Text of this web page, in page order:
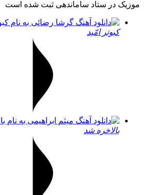
موزیک در ستاد ساماندهی ثبت شده است
کبوتر امّید
بالاخره شد